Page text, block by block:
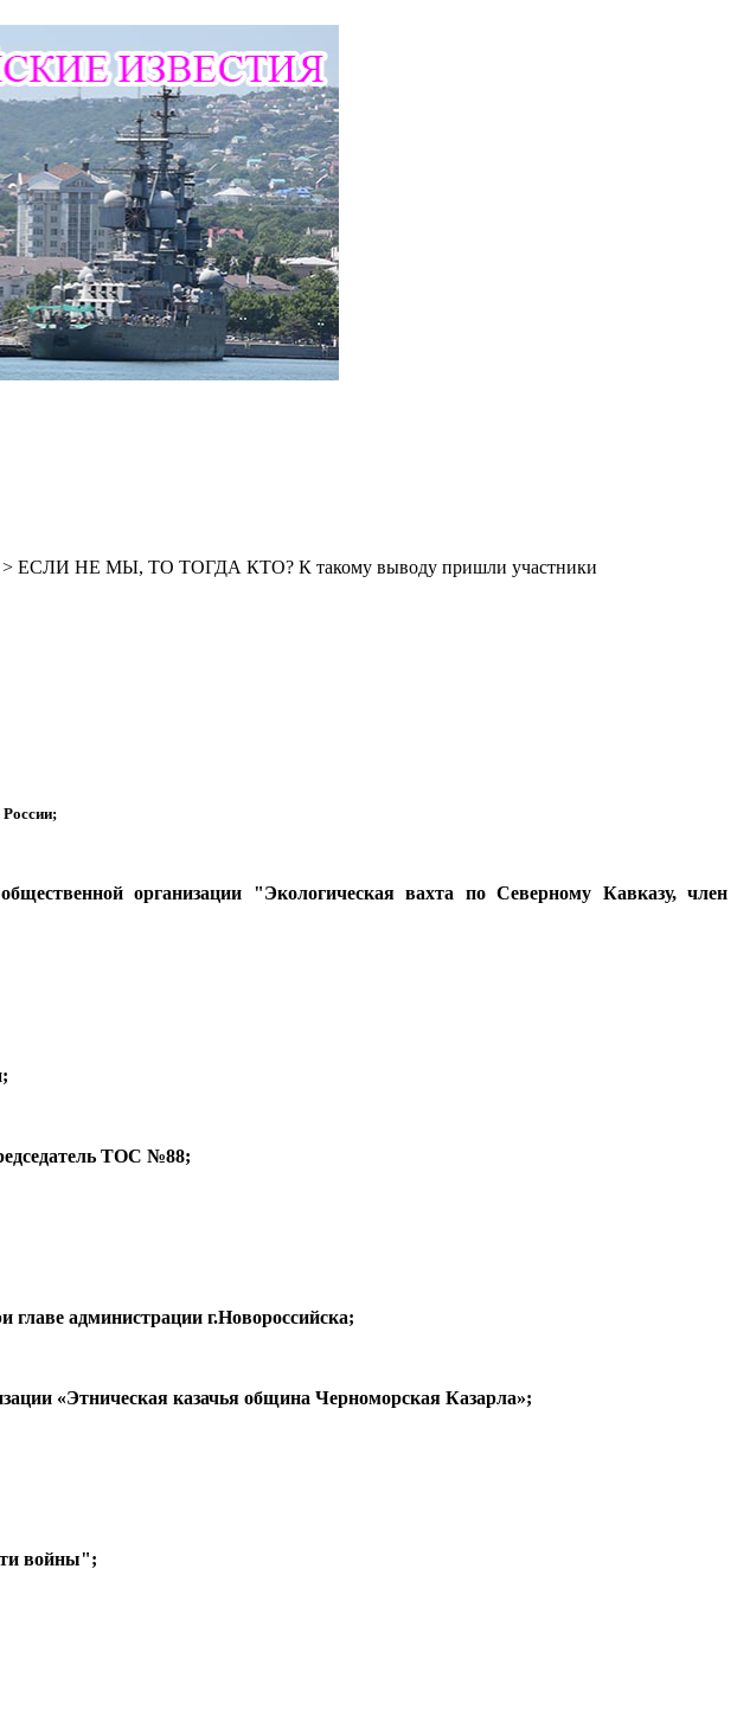
> ЕСЛИ НЕ МЫ, ТО ТОГДА КТО? К такому выводу пришли участники
организации "Экологическая вахта по Северному Кавказу, член
ТОС №88;
главе администрации г.Новороссийска;
«Этническая казачья община Черноморская Казарла»;
войны";